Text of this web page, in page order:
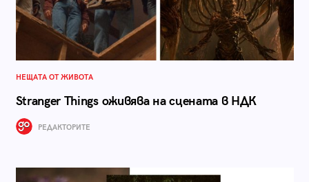
НЕЩАТА ОТ ЖИВОТА
Stranger Things оживява на сцената в НДК
РЕДАКТОРИТЕ